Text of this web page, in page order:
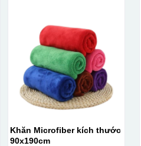
Khăn Microfiber kích thước
90x190cm